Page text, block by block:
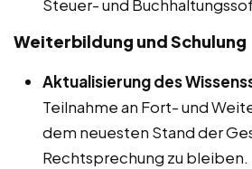
Steuer- und
Weiterbildung und Schulung
Aktualisierung des
Teilnahme an Fort- und
dem neuesten Stand der
Rechtsprechung zu bleiben.